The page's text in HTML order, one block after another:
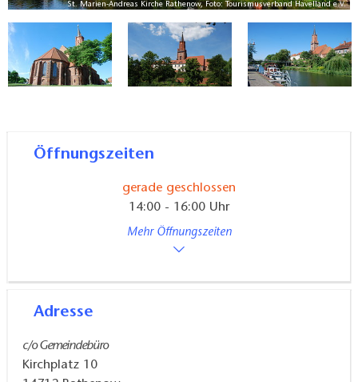
entstanden Reflexionen biblischer Gedanken,
beeindruckend geformt mit Farben und Licht. Seit
dem 17.09.2001 hat die St.-Marien-Andreas-Kirche
eine neue Kirchturmspitze. Erst beim zweiten
Kirchturmspitze genau zu platzieren. Für diese
bemerkenswerte Leistung gab es für die Besatzung
des Hubschraubers der Bundeswehr von den
Rathenowern viel Beifall, Händeschütteln und
Schulterklopfen. Wechselnde Ausstellungen im
Chorraum können besichtigt werden.
St. Marien-Andreas Kirche Rathenow, Foto: Tourismusverband Havelland e.V.
Öffnungszeiten
gerade geschlossen
14:00 - 16:00 Uhr
Mehr Öffnungszeiten
Adresse
c/o Gemeindebüro
Kirchplatz 10